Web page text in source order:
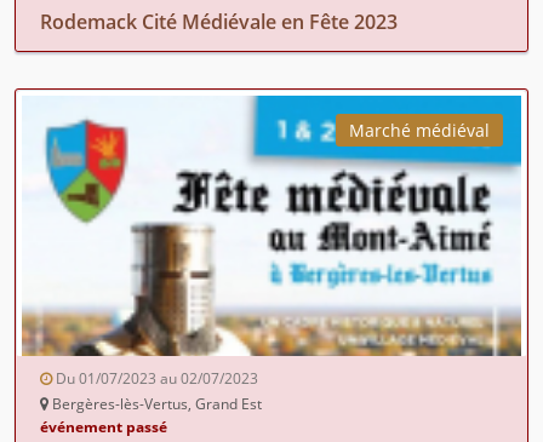
Rodemack Cité Médiévale en Fête 2023
Marché médiéval
Du 01/07/2023 au 02/07/2023
Bergères-lès-Vertus, Grand Est
événement passé